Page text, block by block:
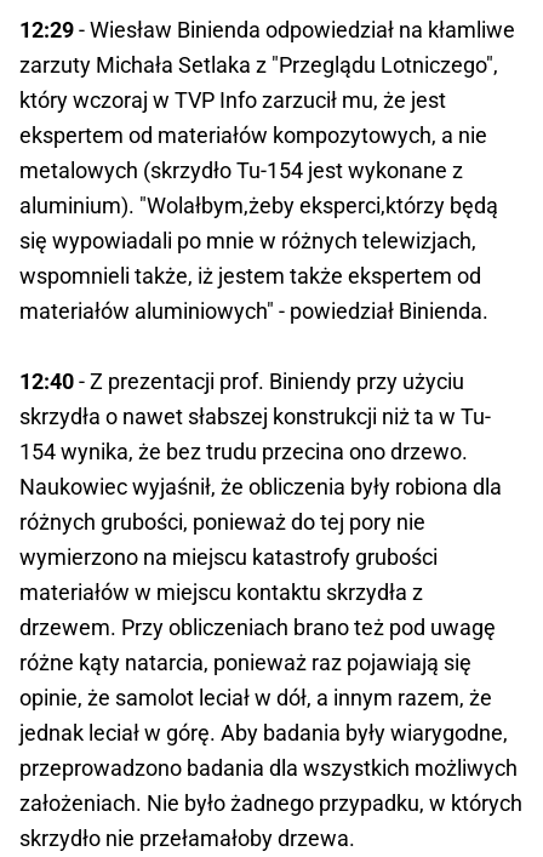
12:29- Wiesław Binienda odpowiedział na kłamliwe
zarzuty Michała Setlaka z "Przeglądu Lotniczego",
który wczoraj w TVP Info zarzucił mu, że jest
ekspertem od materiałów kompozytowych, a nie
metalowych (skrzydło Tu-154 jest wykonane z
aluminium). "Wolałbym,żeby eksperci,którzy będą
się wypowiadali po mnie w różnych telewizjach,
wspomnieli także, iż jestem także ekspertem od
materiałów aluminiowych" - powiedział Binienda.
12:40- Z prezentacji prof. Biniendy przy użyciu
skrzydła o nawet słabszej konstrukcji niż ta w Tu-
154 wynika, że bez trudu przecina ono drzewo.
Naukowiec wyjaśnił, że obliczenia były robiona dla
różnych grubości, ponieważ do tej pory nie
wymierzono na miejscu katastrofy grubości
materiałów w miejscu kontaktu skrzydła z
drzewem. Przy obliczeniach brano też pod uwagę
różne kąty natarcia, ponieważ raz pojawiają się
opinie, że samolot leciał w dół, a innym razem, że
jednak leciał w górę. Aby badania były wiarygodne,
przeprowadzono badania dla wszystkich możliwych
założeniach. Nie było żadnego przypadku, w których
skrzydło nie przełamałoby drzewa.